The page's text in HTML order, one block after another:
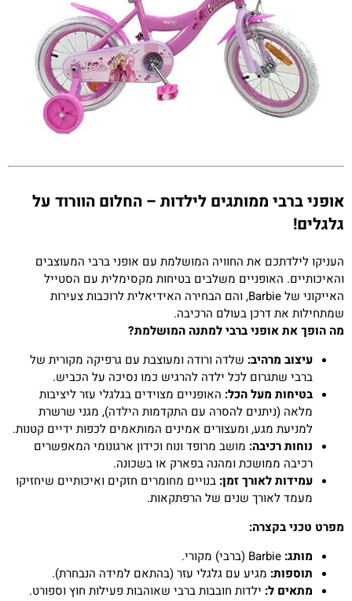
אופני ברבי ממותגים לילדות – החלום הוורוד על
גלגלים!
העניקו לילדתכם את החוויה המושלמת עם אופני ברבי המעוצבים
והאיכותיים. האופניים משלבים בטיחות מקסימלית עם הסטייל
האייקוני של Barbie, והם הבחירה האידיאלית לרוכבות צעירות
שמתחילות את דרכן בעולם הרכיבה.
מה הופך את אופני ברבי למתנה המושלמת?
עיצוב מרהיב: שלדה ורודה ומעוצבת עם גרפיקה מקורית של
ברבי שתגרום לכל ילדה להרגיש כמו נסיכה על הכביש.
בטיחות מעל הכל: האופניים מצוידים בגלגלי עזר ליציבות
מלאה (ניתנים להסרה עם התקדמות הילדה), מגני שרשרת
למניעת מגע, ומעצורים אמינים המותאמים לכפות ידיים קטנות.
נוחות רכיבה: מושב מרופד ונוח וכידון ארגונומי המאפשרים
רכיבה ממושכת ומהנה בפארק או בשכונה.
עמידות לאורך זמן: בנויים מחומרים חזקים ואיכותיים שיחזיקו
מעמד לאורך שנים של הרפתקאות.
מפרט טכני בקצרה:
מותג:
תוספות: מגיע עם גלגלי עזר (בהתאם למידה הנבחרת).
מתאים ל: ילדות חובבות ברבי שאוהבות פעילות חוץ וספורט.